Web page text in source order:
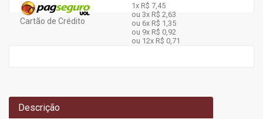
Cartão de Crédito
1x R$ 7,45
ou 3x R$ 2,63
ou 6x R$ 1,35
ou 9x R$ 0,92
ou 12x R$ 0,71
Descrição